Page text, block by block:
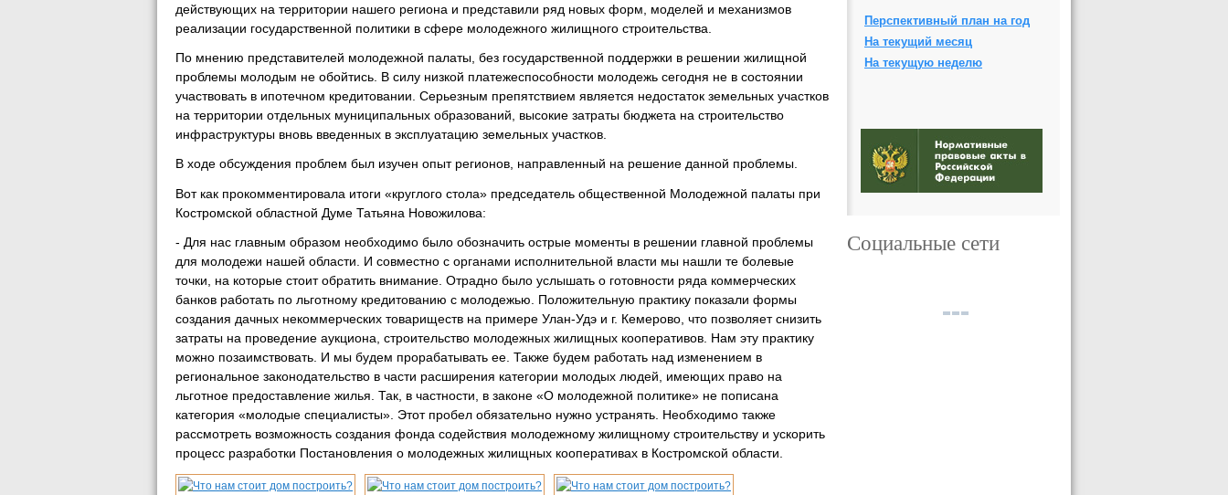
действующих на территории нашего региона и представили ряд новых форм, моделей и механизмов
реализации государственной политики в сфере молодежного жилищного строительства.
По мнению представителей молодежной палаты, без государственной поддержки в решении жилищной
проблемы молодым не обойтись. В силу низкой платежеспособности молодежь сегодня не в состоянии
участвовать в ипотечном кредитовании. Серьезным препятствием является недостаток земельных участков
на территории отдельных муниципальных образований, высокие затраты бюджета на строительство
инфраструктуры вновь введенных в эксплуатацию земельных участков.
В ходе обсуждения проблем был изучен опыт регионов, направленный на решение данной проблемы.
Вот как прокомментировала итоги «круглого стола» председатель общественной Молодежной палаты при
Костромской областной Думе Татьяна Новожилова:
- Для нас главным образом необходимо было обозначить острые моменты в решении главной проблемы
для молодежи нашей области. И совместно с органами исполнительной власти мы нашли те болевые
точки, на которые стоит обратить внимание. Отрадно было услышать о готовности ряда коммерческих
банков работать по льготному кредитованию с молодежью. Положительную практику показали формы
создания дачных некоммерческих товариществ на примере Улан-Удэ и г. Кемерово, что позволяет снизить
затраты на проведение аукциона, строительство молодежных жилищных кооперативов. Нам эту практику
можно позаимствовать. И мы будем прорабатывать ее. Также будем работать над изменением в
региональное законодательство в части расширения категории молодых людей, имеющих право на
льготное предоставление жилья. Так, в частности, в законе «О молодежной политике» не пописана
категория «молодые специалисты». Этот пробел обязательно нужно устранять. Необходимо также
рассмотреть возможность создания фонда содействия молодежному жилищному строительству и ускорить
процесс разработки Постановления о молодежных жилищных кооперативах в Костромской области.
Перспективный план на год
На текущий месяц
На текущую неделю
Социальные сети